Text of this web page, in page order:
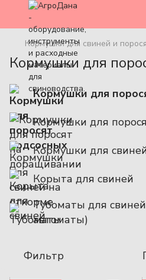
Кормушки для свиней и
Кормушки для
Кормушки для
Кормушки для
Кормушки для
Корыта для свиней
Тубоматы для
автоматы)
Фильтр